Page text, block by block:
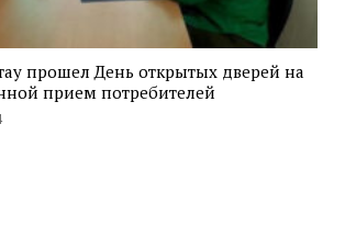
прошел День открытых дверей на
прием потребителей